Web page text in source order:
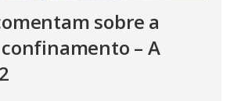
sobre a
– A